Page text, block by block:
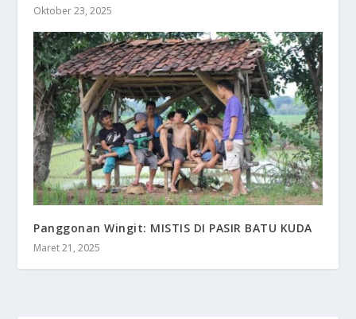
Oktober 23, 2025
Panggonan Wingit: MISTIS DI PASIR BATU KUDA
Maret 21, 2025